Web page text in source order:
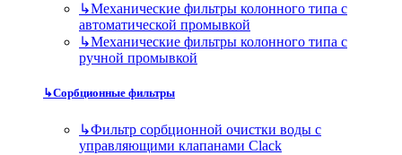
↳Механические фильтры колонного типа с
автоматической промывкой
↳Механические фильтры колонного типа с
ручной промывкой
↳Сорбционные фильтры
↳Фильтр сорбционной очистки воды с
управляющими клапанами Clack